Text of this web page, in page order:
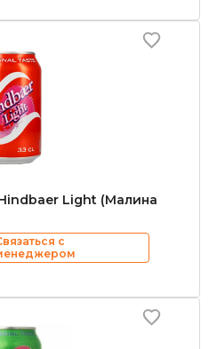
Light (Малина
с